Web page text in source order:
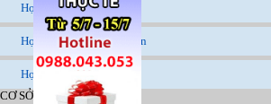
Học kế toán ở hà đông
Học kế toán ở lê trọng tấn
Học kế toán ở long biên
CƠ SỞ TẠI CÁC TỈNH